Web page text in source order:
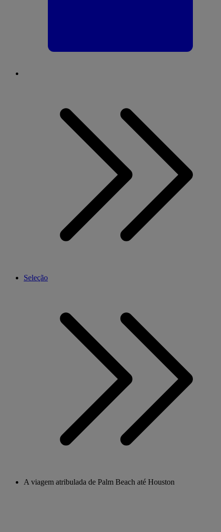
Seleção
A viagem atribulada de Palm Beach até Houston